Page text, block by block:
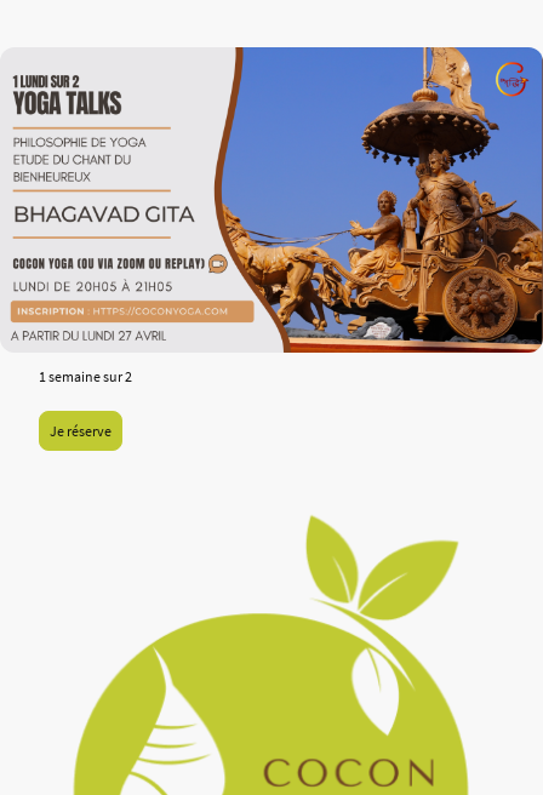
1 semaine sur 2
Je réserve